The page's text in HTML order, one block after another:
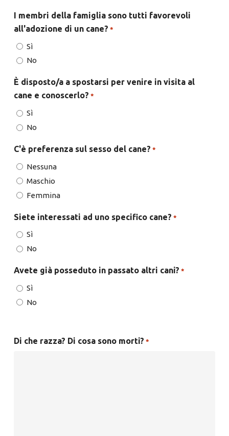
I membri della famiglia sono tutti favorevoli
all'adozione di un cane? *
Sì
No
È disposto/a a spostarsi per venire in visita al
cane e conoscerlo? *
Sì
No
C'è preferenza sul sesso del cane? *
Nessuna
Maschio
Femmina
Siete interessati ad uno specifico cane? *
Sì
No
Avete già posseduto in passato altri cani? *
Sì
No
Di che razza? Di cosa sono morti? *